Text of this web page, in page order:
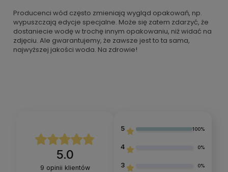
Producenci wód często zmieniają wygląd opakowań, np.
wypuszczają edycje specjalne. Może się zatem zdarzyć, że
dostaniecie wodę w trochę innym opakowaniu, niż widać na
zdjęciu. Ale gwarantujemy, że zawsze jest to ta sama,
najwyższej jakości woda. Na zdrowie!
5.0
9 opinii klientów
5 100%
4 0%
3 0%